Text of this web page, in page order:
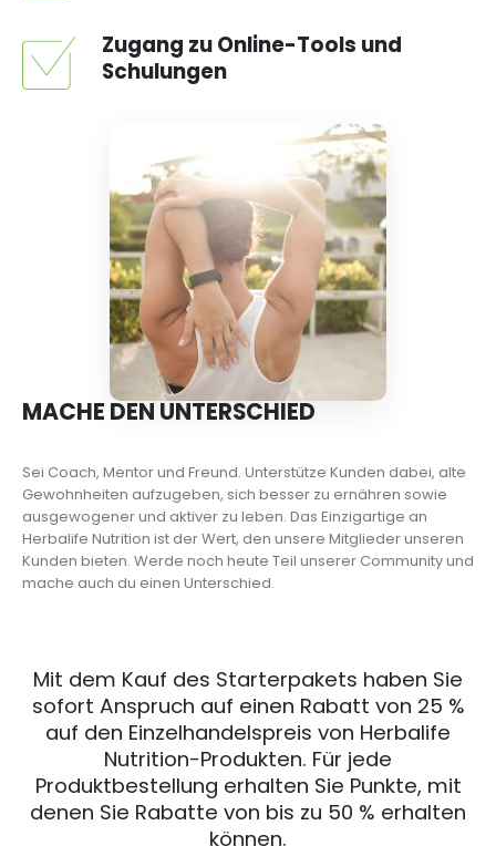
Zugang zu Online-Tools und
Schulungen
MACHE DEN UNTERSCHIED
Sei Coach, Mentor und Freund. Unterstütze Kunden dabei, alte
Gewohnheiten aufzugeben, sich besser zu ernähren sowie
ausgewogener und aktiver zu leben. Das Einzigartige an
Herbalife Nutrition ist der Wert, den unsere Mitglieder unseren
Kunden bieten. Werde noch heute Teil unserer Community und
mache auch du einen Unterschied.
Mit dem Kauf des Starterpakets haben Sie
sofort Anspruch auf einen Rabatt von 25 %
auf den Einzelhandelspreis von Herbalife
Nutrition-Produkten. Für jede
Produktbestellung erhalten Sie Punkte, mit
denen Sie Rabatte von bis zu 50 % erhalten
können.